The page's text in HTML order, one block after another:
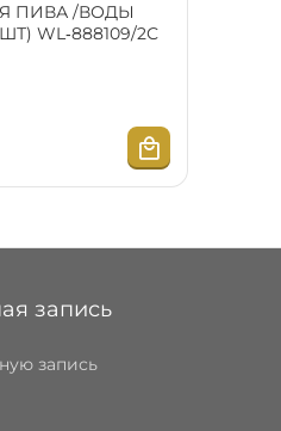
ПИВА /ВОДЫ
( 2 ШТ) WL‑888109/2С
запись
запись